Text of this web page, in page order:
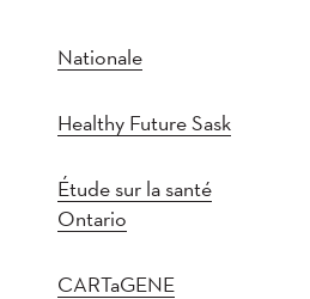
Nationale
Healthy Future Sask
Étude sur la santé
Ontario
CARTaGENE